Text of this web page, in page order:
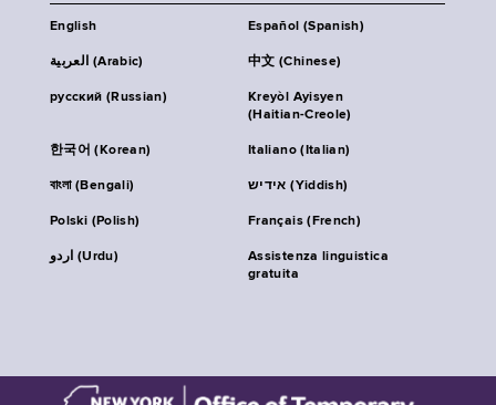
English Español (Spanish)
العربية (Arabic) 中文 (Chinese)
русский (Russian)
Kreyòl Ayisyen
(Haitian-Creole)
한국어 (Korean) Italiano (Italian)
বাংলা (Bengali) אידיש (Yiddish)
Polski (Polish) Français (French)
اردو (Urdu)
Assistenza linguistica
gratuita